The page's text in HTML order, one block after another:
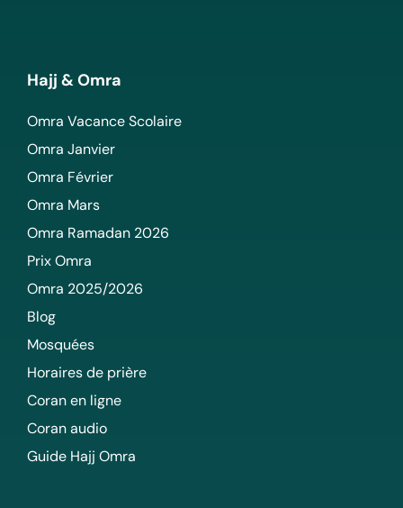
Hajj & Omra
Omra Vacance Scolaire
Omra Janvier
Omra Février
Omra Mars
Omra Ramadan 2026
Prix Omra
Omra 2025/2026
Blog
Mosquées
Horaires de prière
Coran en ligne
Coran audio
Guide Hajj Omra